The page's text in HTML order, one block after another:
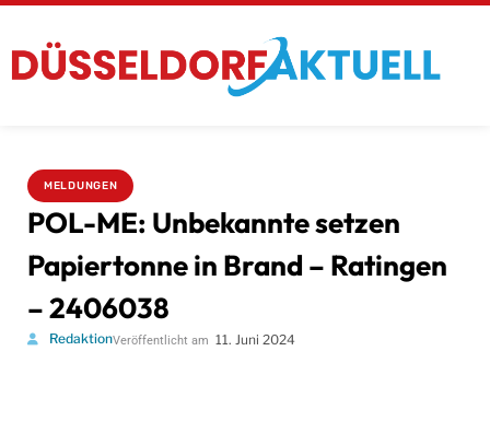
MELDUNGEN
POL-ME: Unbekannte setzen
Papiertonne in Brand – Ratingen
– 2406038
RedaktionVeröffentlicht am 11. Juni 2024